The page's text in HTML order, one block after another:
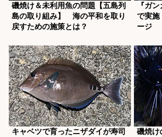
磯焼け＆未利用魚の問題【五島列
島の取り組み】 海の平和を取り
戻すための施策とは？
『ガ
で実
ージ
キャベツで育ったニザダイが寿司
磯焼